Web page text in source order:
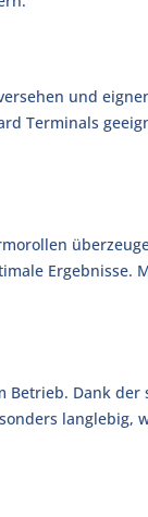
und
Terminals
Ergebnisse.
Dank
langlebig,